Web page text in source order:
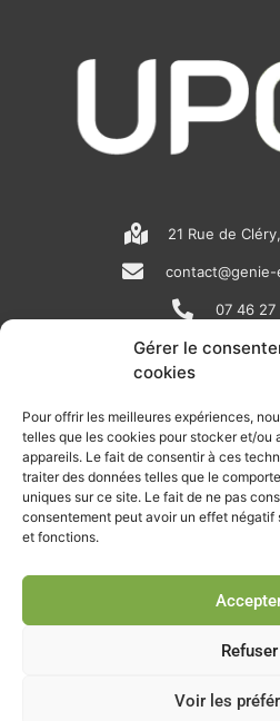
Gérer le
cookies
Pour offrir les meilleures expériences,
telles que les cookies pour stocker et/ou
appareils. Le fait de consentir à ces
traiter des données telles que le
uniques sur ce site. Le fait de ne pas
consentement peut avoir un effet
et fonctions.
Refuser
Voir les
21 Rue de
07 46 27
N
e
w
s
p
p
e
i
n
k
e
i
n
RECEVOIR L'ACTU
Retrouvez tous les mois les articles
rendez-vous importants de la
Je m'abonne à la